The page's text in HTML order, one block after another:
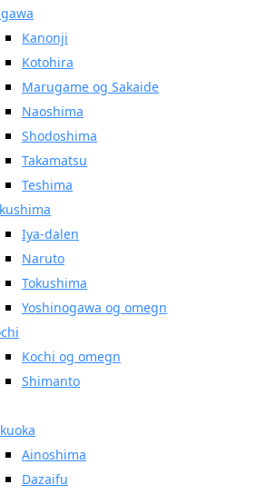
Kanonji
Kotohira
Marugame og Sakaide
Naoshima
Shodoshima
Takamatsu
Teshima
Iya-dalen
Naruto
Tokushima
Yoshinogawa og omegn
Kochi og omegn
Shimanto
Ainoshima
Dazaifu